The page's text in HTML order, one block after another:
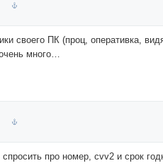
своего ПК (проц, оперативка,
много…
про номер, cvv2 и срок